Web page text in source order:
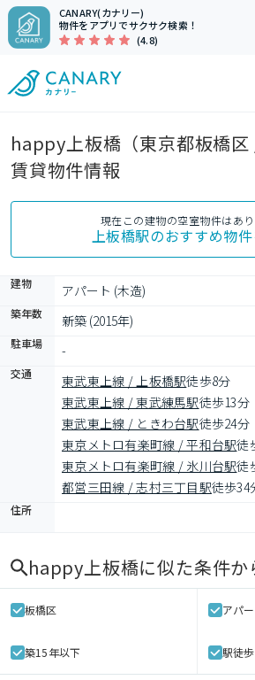
CANARY(カナリー)
物件をアプリでサクサク検索！
(4.8)
happy上板橋（東京都板橋区
賃貸物件情報
現在この建物の空室物件はあ
上板橋駅のおすすめ物
建物 アパート (木造)
築年数 新築 (2015年)
駐車場 -
交通 東武東上線 / 上板橋駅徒歩8分
東武東上線 / 東武練馬駅徒歩13分
東武東上線 / ときわ台駅徒歩24分
東京メトロ有楽町線 / 平和台駅徒
東京メトロ有楽町線 / 氷川台駅徒
都営三田線 / 志村三丁目駅徒歩34
住所
happy上板橋に似た条件か
板橋区 アパ
築15年以下 駅徒